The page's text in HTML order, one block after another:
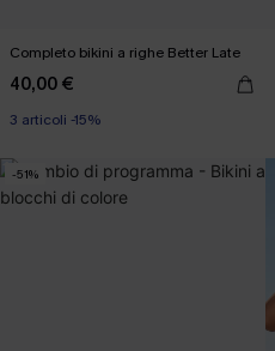
Completo bikini a righe Better Late
40,00 €
3 articoli -15%
-51%